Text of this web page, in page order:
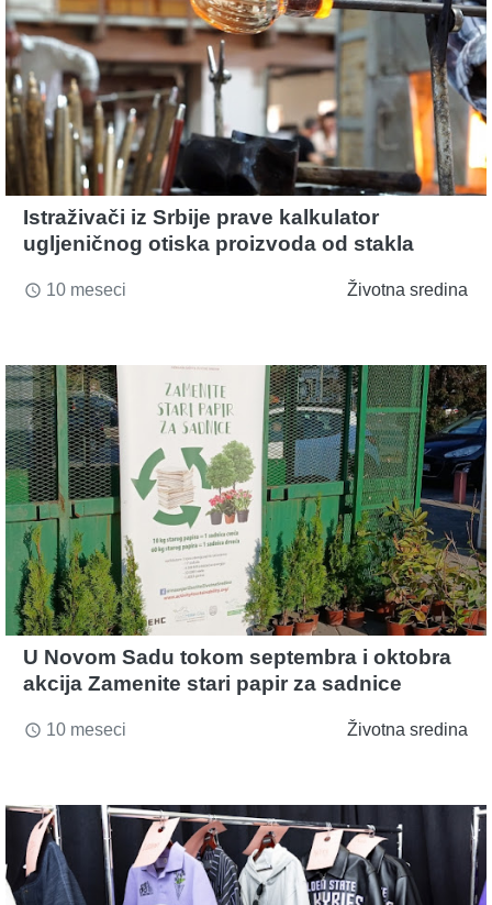
Istraživači iz Srbije prave kalkulator
ugljeničnog otiska proizvoda od stakla
access_time 10 meseci Životna sredina
U Novom Sadu tokom septembra i oktobra
akcija Zamenite stari papir za sadnice
access_time 10 meseci Životna sredina